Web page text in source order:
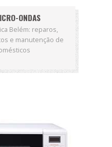
ONDAS
Belém: reparos,
e manutenção de